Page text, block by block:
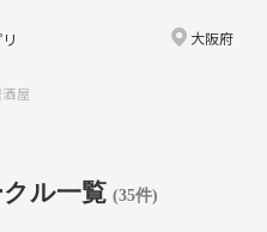
大阪府
酒屋
ル一覧 (35件)